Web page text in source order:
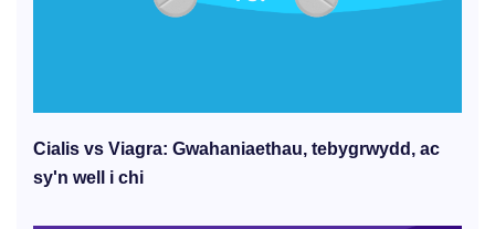
Cialis vs Viagra: Gwahaniaethau, tebygrwydd, ac
sy'n well i chi